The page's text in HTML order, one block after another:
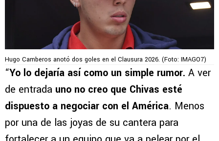
Hugo Camberos anotó dos goles en el Clausura 2026. (Foto: IMAGO7)
“Yo lo dejaría así como un simple rumor. A ver
de entrada uno no creo que Chivas esté
dispuesto a negociar con el América. Menos
por una de las joyas de su cantera para